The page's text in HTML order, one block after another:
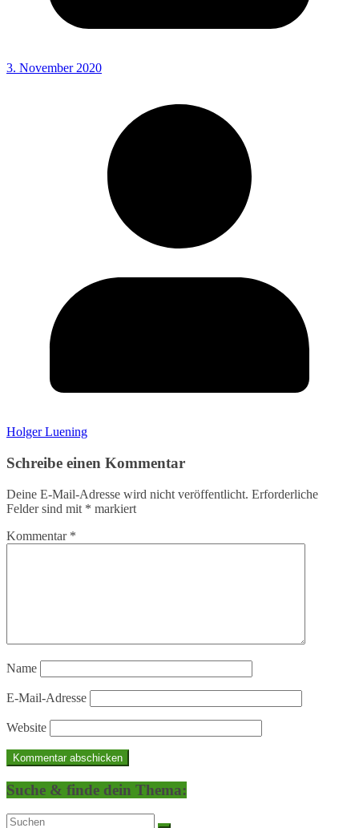
3. November 2020
Holger Luening
Schreibe einen Kommentar
Deine E-Mail-Adresse wird nicht veröffentlicht. Erforderliche
Felder sind mit * markiert
Kommentar *
Name
E-Mail-Adresse
Website
Suche & finde dein Thema: